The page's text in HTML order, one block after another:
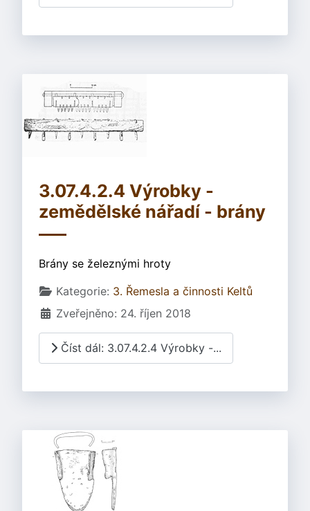
3.07.4.2.4 Výrobky -
zemědělské nářadí - brány
Brány se železnými hroty
Základní údaje
Kategorie: 3. Řemesla a činnosti Keltů
Zveřejněno: 24. říjen 2018
Číst dál: 3.07.4.2.4 Výrobky -...